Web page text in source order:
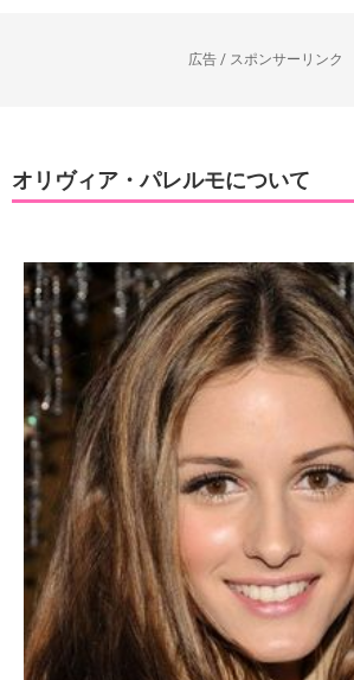
広告 / スポンサーリンク
オリヴィア・パレルモについて